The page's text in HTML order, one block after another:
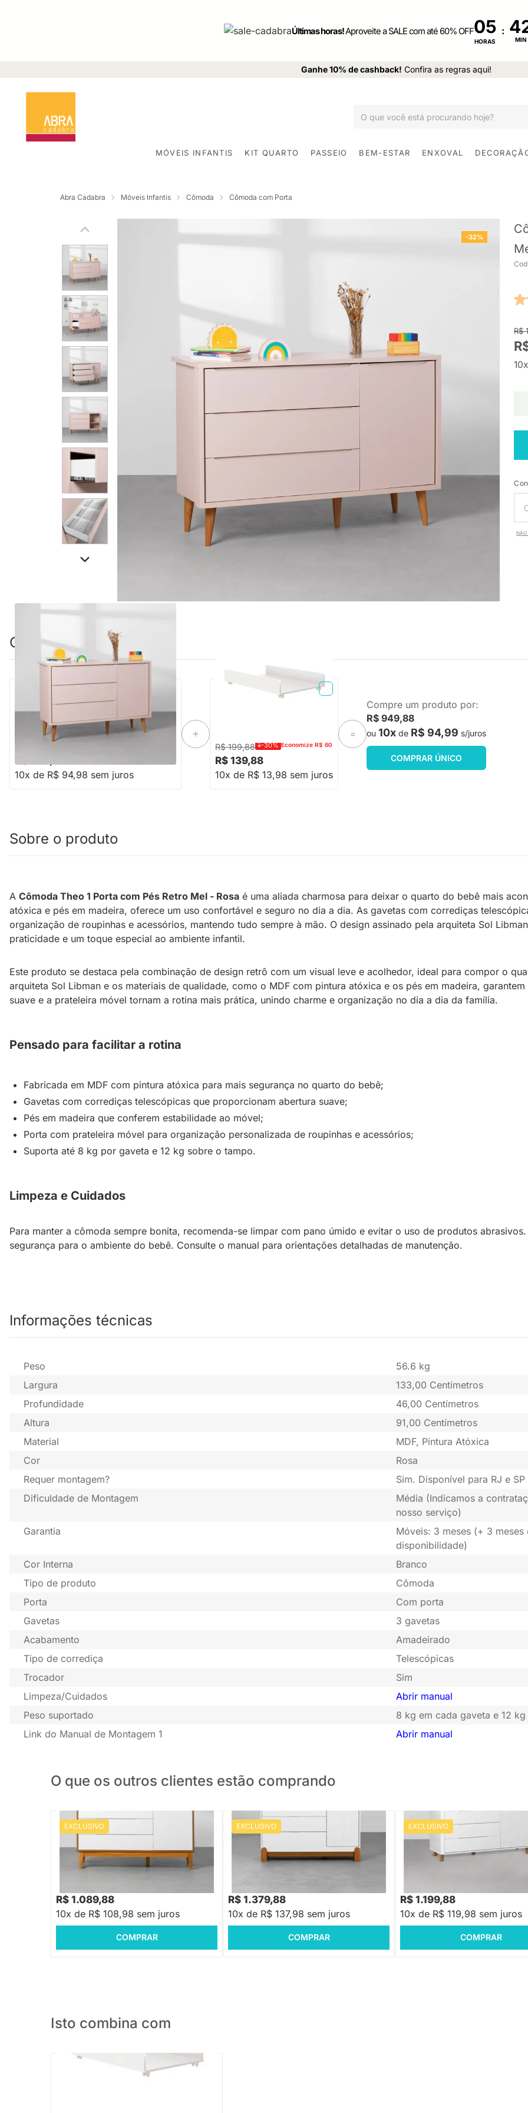
Últimas horas!Aproveite a SALE com até 60% OFF05
HORAS
:
MIN
Ganhe 10% de cashback! Confira as regras aqui!
MÓVEIS INFANTIS KIT QUARTO PASSEIO BEM-ESTAR ENXOVAL
Abra Cadabra Móveis Infantis Cômoda Cômoda com Porta
-32%
R$
NÃO
Combinação perfeita
Cômoda Theo 1 Porta com Pés Retro Mel
- Rosa
10x de R$ 94,98 sem juros
Trocador Theo - Branco Brilho
R$ 199,88 -30% Economize R$ 60
R$ 139,88
10x de R$ 13,98 sem juros
=
Compre um produto por:
R$ 949,88
ou 10x de R$ 94,99 s/juros
COMPRAR ÚNICO
Sobre o produto
A Cômoda Theo 1 Porta com Pés Retro Mel - Rosa é uma aliada charmosa para deixar o quarto do bebê mais
atóxica e pés em madeira, oferece um uso confortável e seguro no dia a dia. As gavetas com corrediças
organização de roupinhas e acessórios, mantendo tudo sempre à mão. O design assinado pela arquiteta Sol
praticidade e um toque especial ao ambiente infantil.
Este produto se destaca pela combinação de design retrô com um visual leve e acolhedor, ideal para compor o
arquiteta Sol Libman e os materiais de qualidade, como o MDF com pintura atóxica e os pés em madeira,
suave e a prateleira móvel tornam a rotina mais prática, unindo charme e organização no dia a dia da família.
Pensado para facilitar a rotina
Fabricada em MDF com pintura atóxica para mais segurança no quarto do bebê;
Gavetas com corrediças telescópicas que proporcionam abertura suave;
Pés em madeira que conferem estabilidade ao móvel;
Porta com prateleira móvel para organização personalizada de roupinhas e acessórios;
Suporta até 8 kg por gaveta e 12 kg sobre o tampo.
Limpeza e Cuidados
Para manter a cômoda sempre bonita, recomenda-se limpar com pano úmido e evitar o uso de produtos
segurança para o ambiente do bebê. Consulte o manual para orientações detalhadas de manutenção.
Informações técnicas
Peso
56.6 kg
Largura
133,00 Centímetros
Profundidade
46,00 Centímetros
Altura
91,00 Centímetros
Material
MDF, Pintura Atóxica
Cor
Rosa
Requer montagem?
Sim. Disponível para RJ e
Dificuldade de Montagem
Média (Indicamos a
nosso serviço)
Garantia
Móveis: 3 meses (+ 3
disponibilidade)
Cor Interna
Branco
Tipo de produto
Cômoda
Porta
Com porta
Gavetas
3 gavetas
Acabamento
Amadeirado
Tipo de corrediça
Telescópicas
Trocador
Sim
Limpeza/Cuidados
Abrir manual
Peso suportado
8 kg em cada gaveta e 12
Link do Manual de Montagem 1
Abrir manual
O que os outros clientes estão comprando
EXCLUSIVO
Cômoda Elfe 4 Gavetas e 1 Porta com
Pés Square Mel - Branco Fosco e Savana
R$ 1.089,88
10x de R$ 108,98 sem juros
COMPRAR
EXCLUSIVO PRONTA ENTREGA
Cômoda Lotus 4 Gavetas e 1 Porta -
Branco Fosco
R$ 1.379,88
10x de R$ 137,98 sem juros
COMPRAR
EXCLUSIVO
Cômoda Boom 4 Gavetas e 1
R$ 1.199,88
10x de R$ 119,98 sem juros
COMPRAR
Isto combina com
Trocador Theo - Branco Brilho